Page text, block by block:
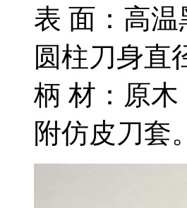
表 面：高温
圆柱刀身直
柄 材：原木
附仿皮刀套。